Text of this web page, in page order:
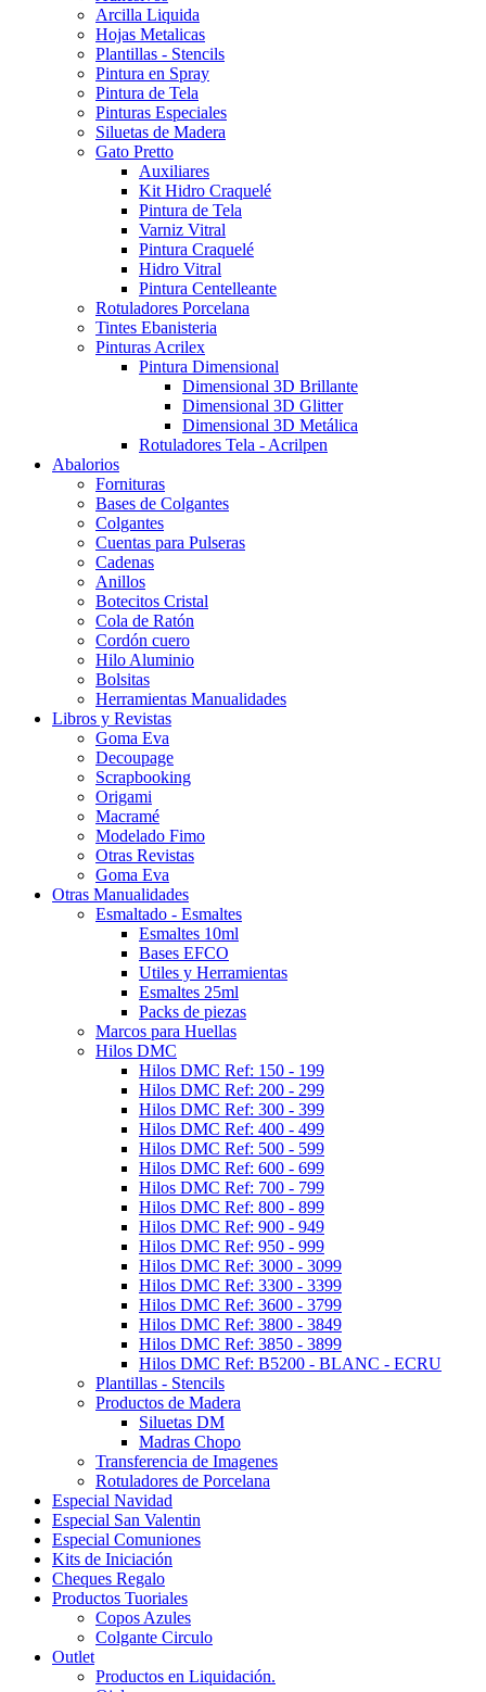
Arcilla Liquida
Hojas Metalicas
Plantillas - Stencils
Pintura en Spray
Pintura de Tela
Pinturas Especiales
Siluetas de Madera
Gato Pretto
Auxiliares
Kit Hidro Craquelé
Pintura de Tela
Varniz Vitral
Pintura Craquelé
Hidro Vitral
Pintura Centelleante
Rotuladores Porcelana
Tintes Ebanisteria
Pinturas Acrilex
Pintura Dimensional
Dimensional 3D Brillante
Dimensional 3D Glitter
Dimensional 3D Metálica
Rotuladores Tela - Acrilpen
Abalorios
Fornituras
Bases de Colgantes
Colgantes
Cuentas para Pulseras
Cadenas
Anillos
Botecitos Cristal
Cola de Ratón
Cordón cuero
Hilo Aluminio
Bolsitas
Herramientas Manualidades
Libros y Revistas
Goma Eva
Decoupage
Scrapbooking
Origami
Macramé
Modelado Fimo
Otras Revistas
Goma Eva
Otras Manualidades
Esmaltado - Esmaltes
Esmaltes 10ml
Bases EFCO
Utiles y Herramientas
Esmaltes 25ml
Packs de piezas
Marcos para Huellas
Hilos DMC
Hilos DMC Ref: 150 - 199
Hilos DMC Ref: 200 - 299
Hilos DMC Ref: 300 - 399
Hilos DMC Ref: 400 - 499
Hilos DMC Ref: 500 - 599
Hilos DMC Ref: 600 - 699
Hilos DMC Ref: 700 - 799
Hilos DMC Ref: 800 - 899
Hilos DMC Ref: 900 - 949
Hilos DMC Ref: 950 - 999
Hilos DMC Ref: 3000 - 3099
Hilos DMC Ref: 3300 - 3399
Hilos DMC Ref: 3600 - 3799
Hilos DMC Ref: 3800 - 3849
Hilos DMC Ref: 3850 - 3899
Hilos DMC Ref: B5200 - BLANC - ECRU
Plantillas - Stencils
Productos de Madera
Siluetas DM
Madras Chopo
Transferencia de Imagenes
Rotuladores de Porcelana
Especial Navidad
Especial San Valentin
Especial Comuniones
Kits de Iniciación
Cheques Regalo
Productos Tuoriales
Copos Azules
Colgante Circulo
Outlet
Productos en Liquidación.